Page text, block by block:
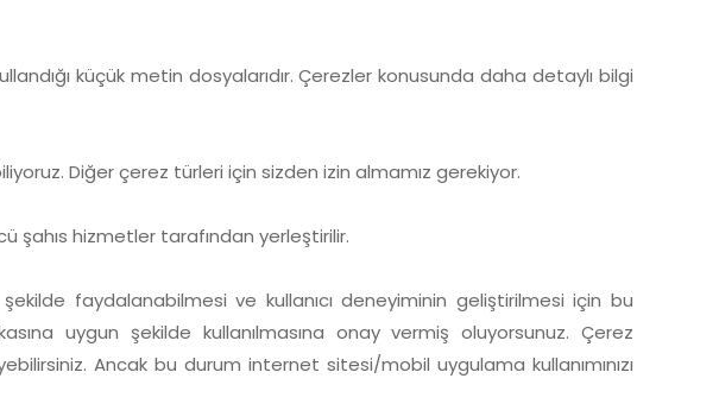
küçük metin dosyalarıdır. Çerezler konusunda daha detaylı bilgi
Diğer çerez türleri için sizden izin almamız gerekiyor.
şahıs hizmetler tarafından yerleştirilir.
faydalanabilmesi ve kullanıcı deneyiminin geliştirilmesi için bu
uygun şekilde kullanılmasına onay vermiş oluyorsunuz. Çerez
Ancak bu durum internet sitesi/mobil uygulama kullanımınızı